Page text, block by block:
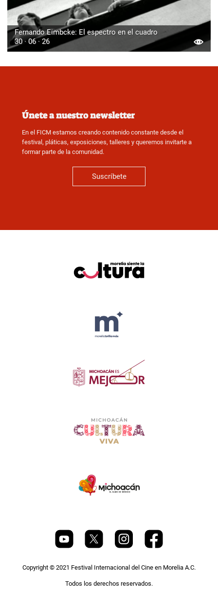
Fernando Eimbcke: El espectro en el cuadro
30 · 06 · 26
Únete a nuestro newsletter
En el FICM estamos creando contenido constante desde el
festival, pláticas, exposiciones, talleres y queremos invitarte a
formar parte de la comunidad.
Suscríbete
Copyright © 2021 Festival Internacional del Cine en Morelia A.C.
Todos los derechos reservados.